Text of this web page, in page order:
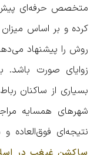
متخصص حرفه‌ای پیش
کرده و بر اساس
روش را پیشنهاد
زوایای صورت باشد.
بسیاری از ساکنان
شهرهای همسایه
نتیجه‌ای فوق‌العاده